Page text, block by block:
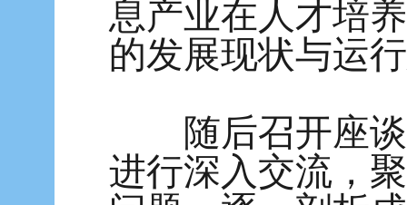
息产业在人才培
的发展现状与运
随后召开座谈
进行深入交流，